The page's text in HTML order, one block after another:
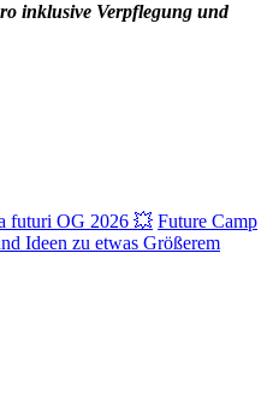
inklusive Verpflegung und
futuri OG 2026 💥 Future Camp
Ideen zu etwas Größerem